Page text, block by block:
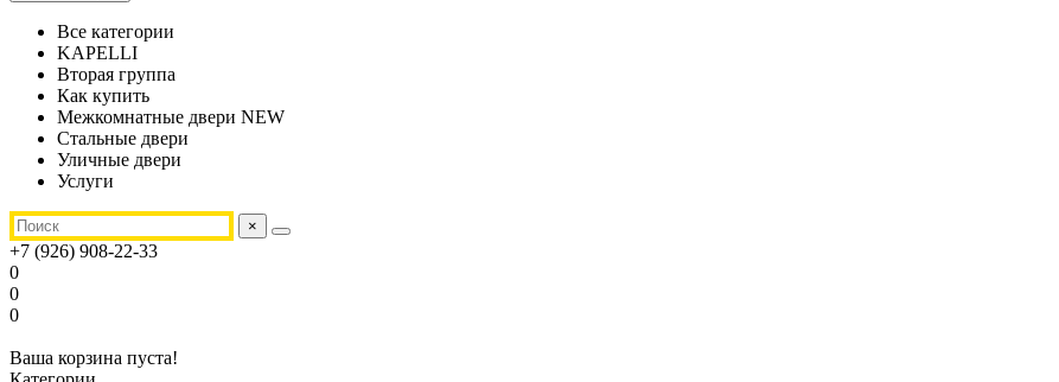
Все категории
KAPELLI
Вторая группа
Как купить
Межкомнатные двери NEW
Стальные двери
Уличные двери
Услуги
×
+7 (926) 908-22-33
0
0
0
Ваша корзина пуста!